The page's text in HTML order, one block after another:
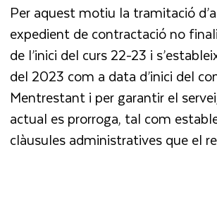
Per aquest motiu la tramitació
expedient de contractació no
de l’inici del curs 22-23 i
del 2023 com a data d’inici del
Mentrestant i per garantir el
actual es prorroga, tal com
clàusules administratives que el